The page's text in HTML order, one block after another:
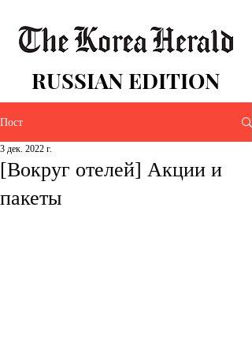
RUSSIAN EDITION
Пост
[Вокруг отелей] Акции и
пакеты
3 дек. 2022 г.